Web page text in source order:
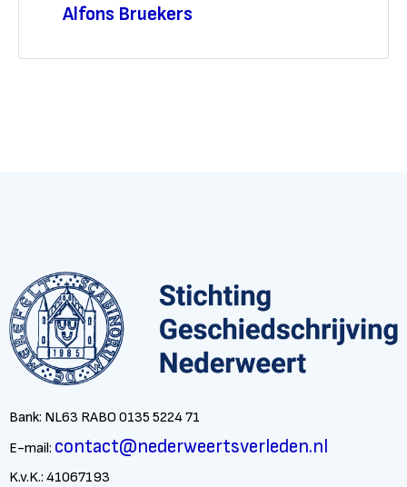
Alfons Bruekers
Bank: NL63 RABO 0135 5224 71
E-mail: contact@nederweertsverleden.nl
K.v.K.: 41067193